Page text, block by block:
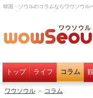
韓国・ソウルのコラムならワウソウル
トップ ライフ コラム
ワウソウル ＞ コラム